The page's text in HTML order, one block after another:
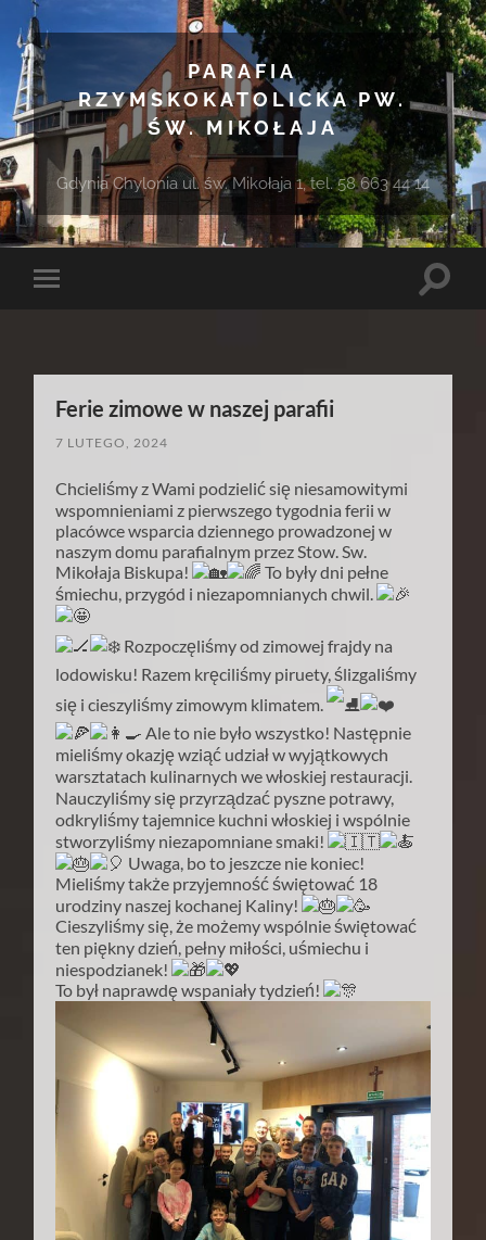
PARAFIA
RZYMSKOKATOLICKA PW.
ŚW. MIKOŁAJA
Gdynia Chylonia ul. św. Mikołaja 1, tel. 58 663 44 14
Toggle
Toggle
Ferie zimowe w naszej parafii
7 LUTEGO, 2024
Chcieliśmy z Wami podzielić się niesamowitymi
wspomnieniami z pierwszego tygodnia ferii w
placówce wsparcia dziennego prowadzonej w
naszym domu parafialnym przez Stow. Sw.
Mikołaja Biskupa!
To były dni pełne
śmiechu, przygód i niezapomnianych chwil.
Rozpoczęliśmy od zimowej frajdy na
lodowisku! Razem kręciliśmy piruety, ślizgaliśmy
się i cieszyliśmy zimowym klimatem.
Ale to nie było wszystko! Następnie
mieliśmy okazję wziąć udział w wyjątkowych
warsztatach kulinarnych we włoskiej restauracji.
Nauczyliśmy się przyrządzać pyszne potrawy,
odkryliśmy tajemnice kuchni włoskiej i wspólnie
stworzyliśmy niezapomniane smaki!
Uwaga, bo to jeszcze nie koniec!
Mieliśmy także przyjemność świętować 18
urodziny naszej kochanej Kaliny!
Cieszyliśmy się, że możemy wspólnie świętować
ten piękny dzień, pełny miłości, uśmiechu i
niespodzianek!
To był naprawdę wspaniały tydzień!